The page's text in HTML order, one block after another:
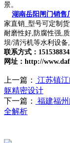
景。
湖南岳阳闸门销售
家直销_型号可定制
耐磨性好,防腐性强,
坝/清污机等水利设备
联系方式：
网址：http://
上一篇：
江苏镇
躯精密设计
下一篇：
福建福
全解析